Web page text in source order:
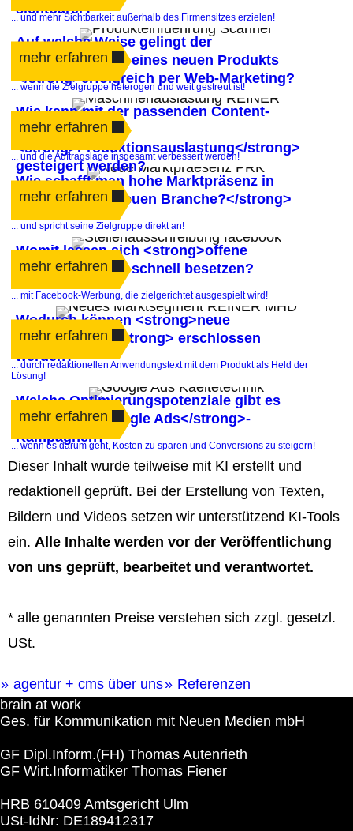
sichtbarer?
... und mehr Sichtbarkeit außerhalb des Firmensitzes erzielen!
Auf welche Weise gelingt der
<strong>Launch eines neuen Produkts
</strong>erfolgreich per Web-Marketing?
mehr erfahren
... wenn die Zielgruppe heterogen und weit gestreut ist!
Wie kann mit der passenden Content-
Strategie die
<strong>Produktionsauslastung</strong>
gesteigert werden?
mehr erfahren
... und die Auftragslage insgesamt verbessert werden!
Wie schafft man hohe Marktpräsenz in
einer <strong>neuen Branche?</strong>
mehr erfahren
... und spricht seine Zielgruppe direkt an!
Womit lassen sich <strong>offene
Stellen</strong> schnell besetzen?
mehr erfahren
... mit Facebook-Werbung, die zielgerichtet ausgespielt wird!
Wodurch können <strong>neue
Absatzmärkte</strong> erschlossen
werden?
mehr erfahren
... durch redaktionellen Anwendungstext mit dem Produkt als Held der
Lösung!
Welche Optimierungspotenziale gibt es
bei <strong>Google Ads</strong>-
Kampagnen?
mehr erfahren
... wenn es darum geht, Kosten zu sparen und Conversions zu steigern!
Dieser Inhalt wurde teilweise mit KI erstellt und
redaktionell geprüft. Bei der Erstellung von Texten,
Bildern und Videos setzen wir unterstützend KI‑Tools
ein. Alle Inhalte werden vor der Veröffentlichung
von uns geprüft, bearbeitet und verantwortet.
* alle genannten Preise verstehen sich zzgl. gesetzl.
USt.
agentur + cms über uns
Referenzen
brain at work
Ges. für Kommunikation mit Neuen Medien mbH
GF Dipl.Inform.(FH) Thomas Autenrieth
GF Wirt.Informatiker Thomas Fiener
HRB 610409 Amtsgericht Ulm
USt-IdNr: DE189412317